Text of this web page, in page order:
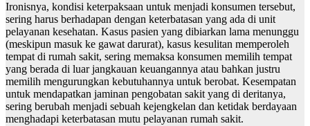
Ironisnya, kondisi keterpaksaan untuk menjadi konsumen tersebut,
sering harus berhadapan dengan keterbatasan yang ada di unit
pelayanan kesehatan. Kasus pasien yang dibiarkan lama menunggu
(meskipun masuk ke gawat darurat), kasus kesulitan memperoleh
tempat di rumah sakit, sering memaksa konsumen memilih tempat
yang berada di luar jangkauan keuangannya atau bahkan justru
memilih mengurungkan kebutuhannya untuk berobat. Kesempatan
untuk mendapatkan jaminan pengobatan sakit yang di deritanya,
sering berubah menjadi sebuah kejengkelan dan ketidak berdayaan
menghadapi keterbatasan mutu pelayanan rumah sakit.